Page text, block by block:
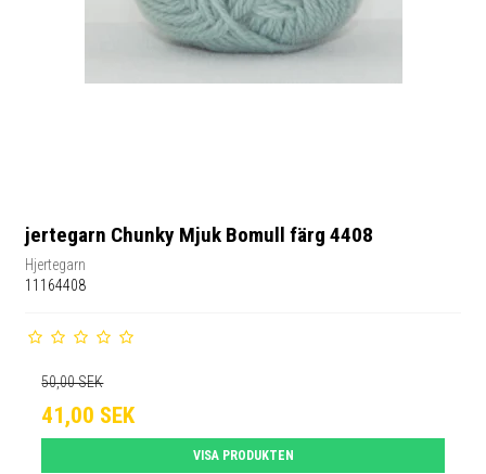
jertegarn Chunky Mjuk Bomull färg 4408
Hjertegarn
11164408
50,00 SEK
41,00 SEK
VISA PRODUKTEN